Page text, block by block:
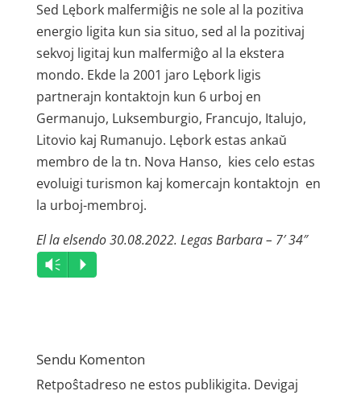
Sed Lębork malfermiĝis ne sole al la pozitiva
energio ligita kun sia situo, sed al la pozitivaj
sekvoj ligitaj kun malfermiĝo al la ekstera
mondo. Ekde la 2001 jaro Lębork ligis
partnerajn kontaktojn kun 6 urboj en
Germanujo, Luksemburgio, Francujo, Italujo,
Litovio kaj Rumanujo. Lębork estas ankaŭ
membro de la tn. Nova Hanso, kies celo estas
evoluigi turismon kaj komercajn kontaktojn en
la urboj-membroj.
El la elsendo 30.08.2022. Legas Barbara – 7′ 34″
Audio
Player
Vm P
Sendu Komenton
Retpoŝtadreso ne estos publikigita. Devigaj